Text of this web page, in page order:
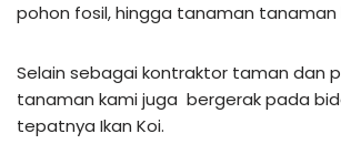
pohon fosil, hingga tanaman tanaman
Selain sebagai kontraktor taman dan
tanaman kami juga bergerak pada
tepatnya Ikan Koi.